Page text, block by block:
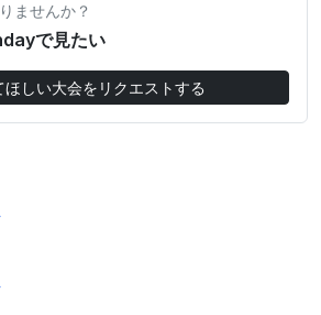
ませんか？
で見たい
ほしい大会をリクエストする